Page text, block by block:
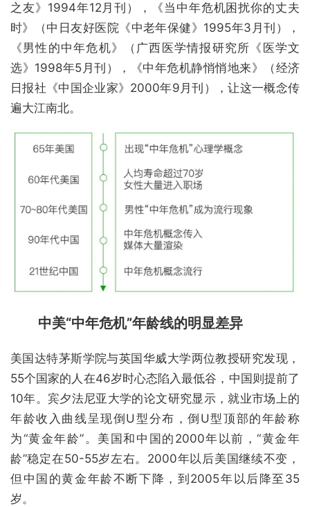
之友》1994年12月刊），《当中年危机困扰你的丈夫
时》（中日友好医院《中老年保健》1995年3月刊），
《男性的中年危机》（广西医学情报研究所《医学文
选》1998年5月刊），《中年危机静悄悄地来》（经济
日报社《中国企业家》2000年9月刊），让这一概念传
遍大江南北。
中美“中年危机”年龄线的明显差异
美国达特茅斯学院与英国华威大学两位教授研究发现，
55个国家的人在46岁时心态陷入最低谷，中国则提前了
10年。宾夕法尼亚大学的论文研究显示，就业市场上的
年龄收入曲线呈现倒U型分布，倒U型顶部的年龄称
为“黄金年龄”。美国和中国的2000年以前，“黄金年
龄”稳定在50-55岁左右。2000年以后美国继续不变，
但中国的黄金年龄不断下降，到2005年以后降至35
岁。